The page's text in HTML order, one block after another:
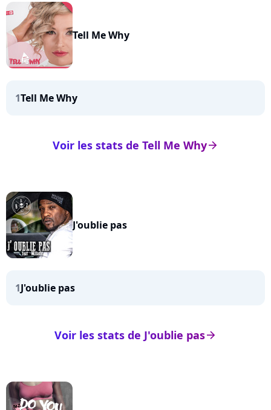
Tell Me Why
1Tell Me Why
arrow_right
Voir les stats de Tell Me Why
J'oublie pas
1J'oublie pas
arrow_right
Voir les stats de J'oublie pas